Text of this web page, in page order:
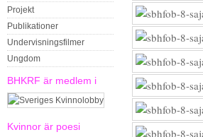
Projekt
Publikationer
Undervisningsfilmer
Ungdom
BHKRF är medlem i
Kvinnor är poesi